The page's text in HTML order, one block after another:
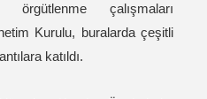
çalışmaları
Kurulu, buralarda çeşitli
katıldı.